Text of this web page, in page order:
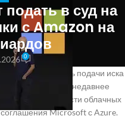
в суд на
с Amazon на
0
возможность подачи иска
что их недавнее
долларов в области облачных
Microsoft с Azure.